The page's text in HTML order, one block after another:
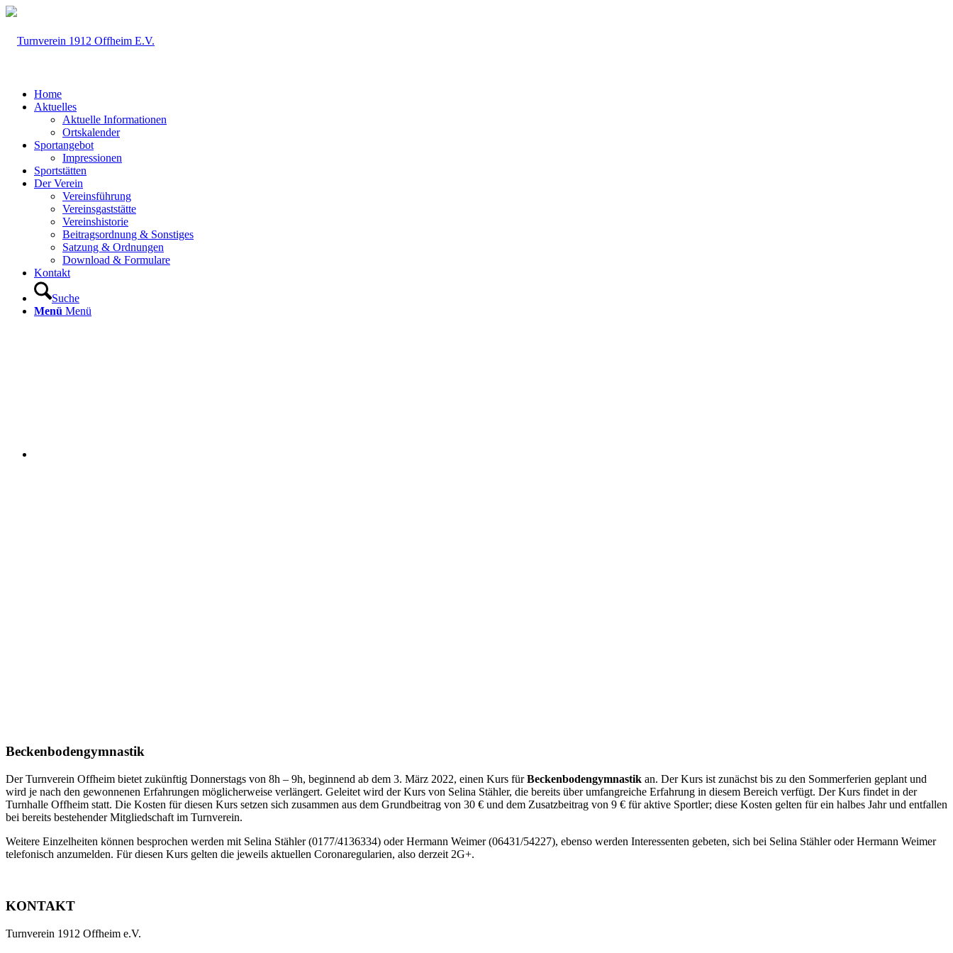
Home
Aktuelles
Aktuelle Informationen
Ortskalender
Sportangebot
Impressionen
Sportstätten
Der Verein
Vereinsführung
Vereinsgaststätte
Vereinshistorie
Beitragsordnung & Sonstiges
Satzung & Ordnungen
Download & Formulare
Kontakt
Suche
Menü Menü
Beckenbodengymnastik
Der Turnverein Offheim bietet zukünftig Donnerstags von 8h – 9h, beginnend ab dem 3. März 2022, einen Kurs fürBeckenbodengymnastik an. Der Kurs ist zunächst bis zu den Sommerferien geplant und
wird je nach den gewonnenen Erfahrungen möglicherweise verlängert. Geleitet wird der Kurs von Selina Stähler, die bereits über umfangreiche Erfahrung in diesem Bereich verfügt. Der Kurs findet in der
Turnhalle Offheim statt. Die Kosten für diesen Kurs setzen sich zusammen aus dem Grundbeitrag von 30 € und dem Zusatzbeitrag von 9 € für aktive Sportler; diese Kosten gelten für ein halbes Jahr und entfallen
bei bereits bestehender Mitgliedschaft im Turnverein.
Weitere Einzelheiten können besprochen werden mit Selina Stähler (0177/4136334) oder Hermann Weimer (06431/54227), ebenso werden Interessenten gebeten, sich bei Selina Stähler oder Hermann Weimer
telefonisch anzumelden. Für diesen Kurs gelten die jeweils aktuellen Coronaregularien, also derzeit 2G+.
KONTAKT
Turnverein 1912 Offheim e.V.